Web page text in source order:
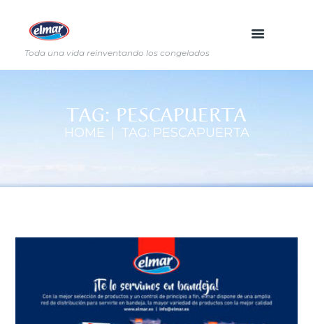
Toda una vida reinventando los congelados
TAG: PESCAPUERTA
HOME TAG: PESCAPUERTA